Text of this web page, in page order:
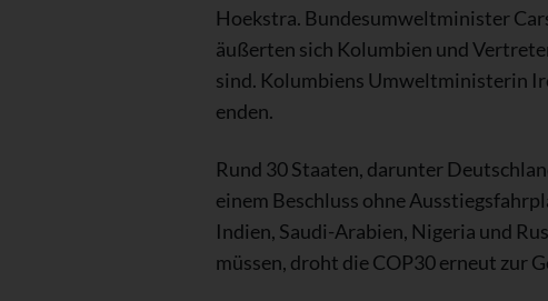
Hoekstra. Bundesumweltminister
äußerten sich Kolumbien und
sind. Kolumbiens Umweltministerin
enden.
Rund 30 Staaten, darunter
einem Beschluss ohne
Indien, Saudi-Arabien, Nigeria und
müssen, droht die COP30 erneut zur